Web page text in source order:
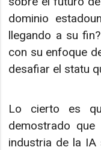
dominio
llegando a su
con su enfoque
desafiar el statu
Lo cierto es
demostrado
industria de la IA